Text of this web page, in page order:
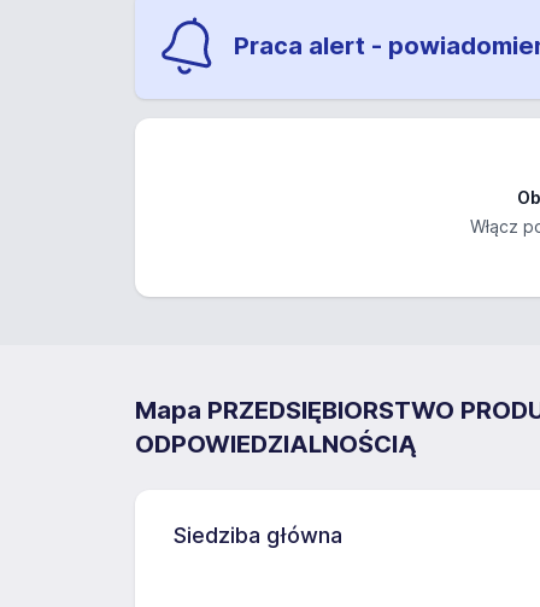
Praca alert -
Włącz
Mapa PRZEDSIĘBIORSTWO
ODPOWIEDZIALNOŚCIĄ
Siedziba główna